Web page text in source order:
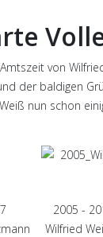
von
der baldigen
nun schon
2005 -
Wilfried